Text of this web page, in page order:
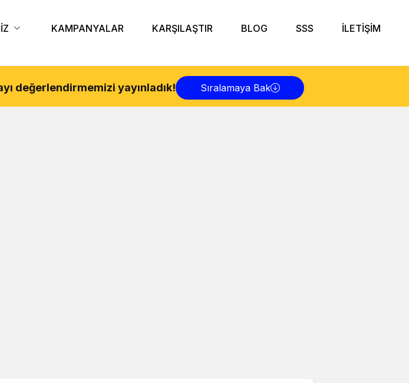
KAMPANYALAR KARŞILAŞTIR BLOG SSS İLETİŞİM
değerlendirmemizi yayınladık! Sıralamaya Bak